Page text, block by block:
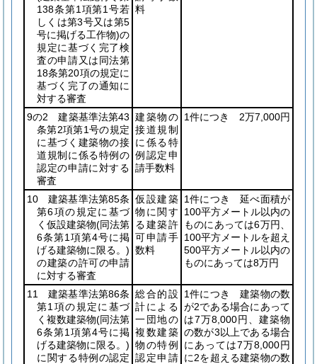
138条第1項第1号若
しくは第3号又は第5
号に掲げる工作物)の
規定に基づく完了検
査の申請又は同法第
18条第20項の規定に
基づく完了の通知に
対する審査
料
9の2 建築基準法第43
条第2項第1号の規定
に基づく建築物の接
道規制に係る特例の
認定の申請に対する
審査
建築物の
接道規制
に係る特
例認定申
請手数料
1件につき 2万7,000円
10 建築基準法第85条
第6項の規定に基づ
く仮設建築物(同法第
6条第1項第4号に掲
げる建築物に限る。)
の建築の許可の申請
に対する審査
仮設建築
物に関す
る建築許
可申請手
数料
1件につき 延べ面積が
100平方メートル以内の
ものにあっては6万円、
100平方メートルを超え
500平方メートル以内の
ものにあっては8万円
11 建築基準法第86条
第1項の規定に基づ
く複数建築物(同法第
6条第1項第4号に掲
げる建築物に限る。)
に関する特例の認定
総合的設
計による
一団地の
複数建築
物の特例
認定申請
1件につき 建築物の数
が2である場合にあって
は7万8,000円、建築物
の数が3以上である場合
にあっては7万8,000円
に2を超える建築物の数